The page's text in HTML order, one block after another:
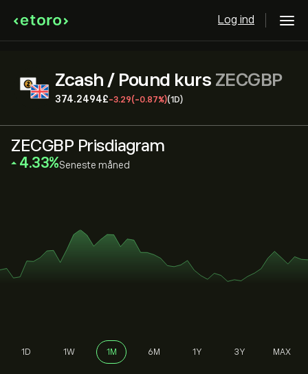
Log ind
Zcash / Pound kurs ZECGBP
374.2494‎£‎-3.29(-0.87%)(1D)
ZECGBP Prisdiagram
‎4.33‎ Seneste måned
1D 1W 1M 6M 1Y 3Y MAX